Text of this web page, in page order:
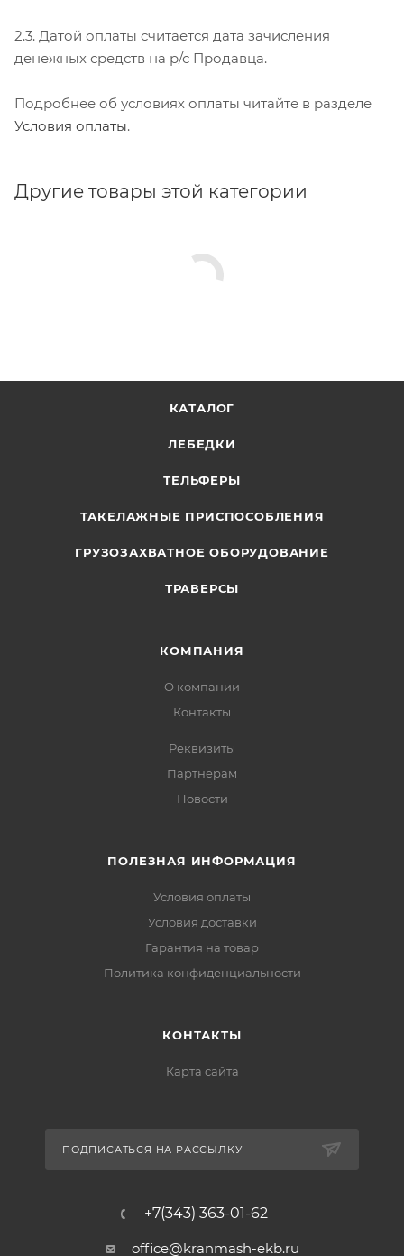
2.3. Датой оплаты считается дата зачисления
денежных средств на р/с Продавца.
Подробнее об условиях оплаты читайте в разделе
Условия оплаты.
Другие товары этой категории
КАТАЛОГ
ЛЕБЕДКИ
ТЕЛЬФЕРЫ
ТАКЕЛАЖНЫЕ ПРИСПОСОБЛЕНИЯ
ГРУЗОЗАХВАТНОЕ ОБОРУДОВАНИЕ
ТРАВЕРСЫ
КОМПАНИЯ
О компании
Контакты
Реквизиты
Партнерам
Новости
ПОЛЕЗНАЯ ИНФОРМАЦИЯ
Условия оплаты
Условия доставки
Гарантия на товар
Политика конфиденциальности
КОНТАКТЫ
Карта сайта
ПОДПИСАТЬСЯ НА РАССЫЛКУ
+7(343) 363-01-62
office@kranmash-ekb.ru